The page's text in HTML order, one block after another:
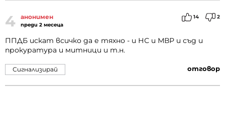
4 анонимен
преди 2 месеца
14 2
ППДБ искат всичко да е тяхно - и НС и МВР и съд и
прокуратура и митници и т.н.
отговор
Сигнализирай